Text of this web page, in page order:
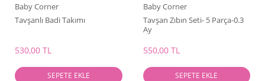
Baby Corner
Tavşanlı Badi Takımı
530,00 TL
SEPETE EKLE
Baby Corner
Tavşan Zıbın Seti- 5 Parça-0.3
Ay
550,00 TL
SEPETE EKLE